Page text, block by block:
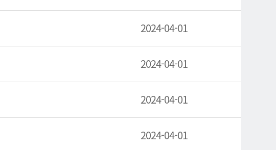
2024-04-01
2024-04-01
2024-04-01
2024-04-01